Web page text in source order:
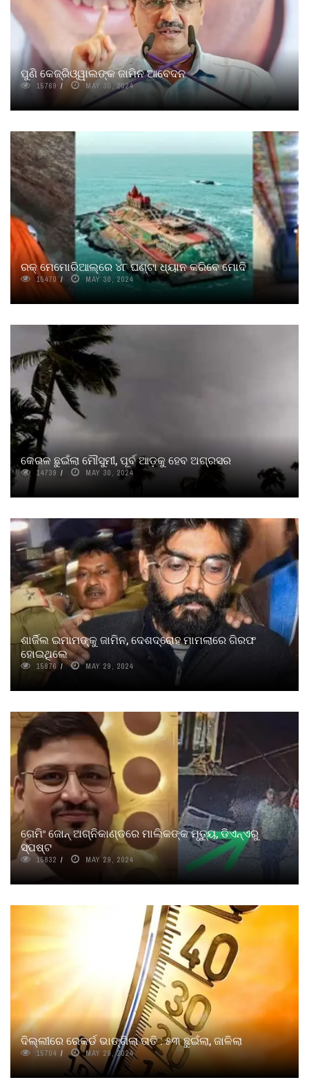
ପୁଣି କେଜ୍ରିଓ୍ୱାଲଙ୍କ ଜାମିନ ଆବେଦନ
15769 MAY 30, 2024
ରକ୍‌ ମେମୋରିଆଲ୍‌ରେ ୪୮ ଘଣ୍ଟା ଧ୍ୟାନ କରିବେ ମୋଦି
15470 MAY 30, 2024
କେରଳ ଛୁଇଁଲା ମୌସୁମୀ, ପୂର୍ବ ଆଡ଼କୁ ହେବ ଅଗ୍ରସର
14739 MAY 30, 2024
ଶାର୍ଜିଲ ଇମାମଙ୍କୁ ଜାମିନ, ଦେଶଦ୍ରୋହ ମାମଲାରେ ଗିରଫ
ହୋଇଥିଲେ
15876 MAY 29, 2024
ଗେମିଂ ଜୋନ୍ ଅଗ୍ନିକାଣ୍ଡରେ ମାଲିକଙ୍କ ମୃତ୍ୟୁ, ଡିଏନ୍‌ଏରୁ
ସ୍ପଷ୍ଟ
15832 MAY 29, 2024
ଦିଲ୍ଲୀରେ ରେକର୍ଡ ଭାଙ୍ଗିଲା ତାତି : ୫୩ ଛୁଇଁଲା, ଜାଳିଲା
15704 MAY 29, 2024